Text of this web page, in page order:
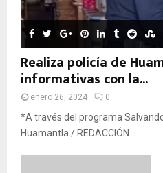
Realiza policía de
informativas con la...
enero 26, 2024 0
*A través del programa
Huamantla / REDACCIÓN...